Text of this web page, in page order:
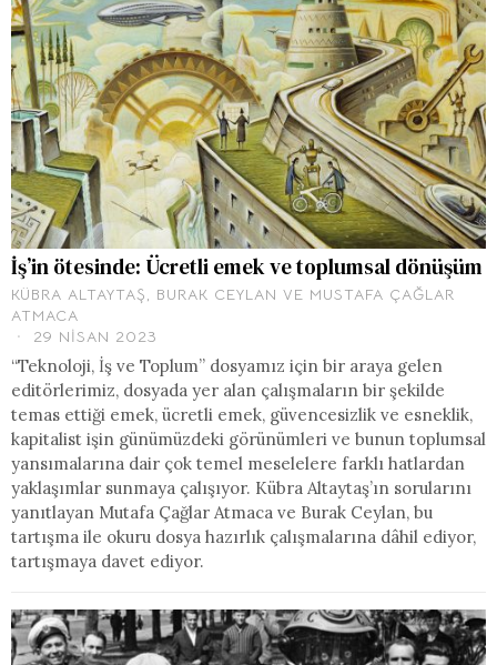
İş’in ötesinde: Ücretli emek ve toplumsal dönüşüm
KÜBRA ALTAYTAŞ, BURAK CEYLAN VE MUSTAFA ÇAĞLAR
ATMACA
29 NISAN 2023
“Teknoloji, İş ve Toplum” dosyamız için bir araya gelen
editörlerimiz, dosyada yer alan çalışmaların bir şekilde
temas ettiği emek, ücretli emek, güvencesizlik ve esneklik,
kapitalist işin günümüzdeki görünümleri ve bunun toplumsal
yansımalarına dair çok temel meselelere farklı hatlardan
yaklaşımlar sunmaya çalışıyor. Kübra Altaytaş’ın sorularını
yanıtlayan Mutafa Çağlar Atmaca ve Burak Ceylan, bu
tartışma ile okuru dosya hazırlık çalışmalarına dâhil ediyor,
tartışmaya davet ediyor.